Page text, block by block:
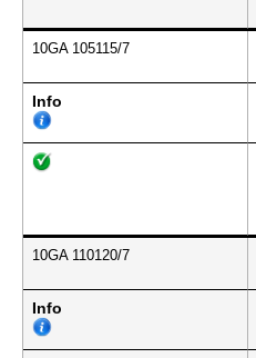
10GA 105115/7
Info
10GA 110120/7
Info